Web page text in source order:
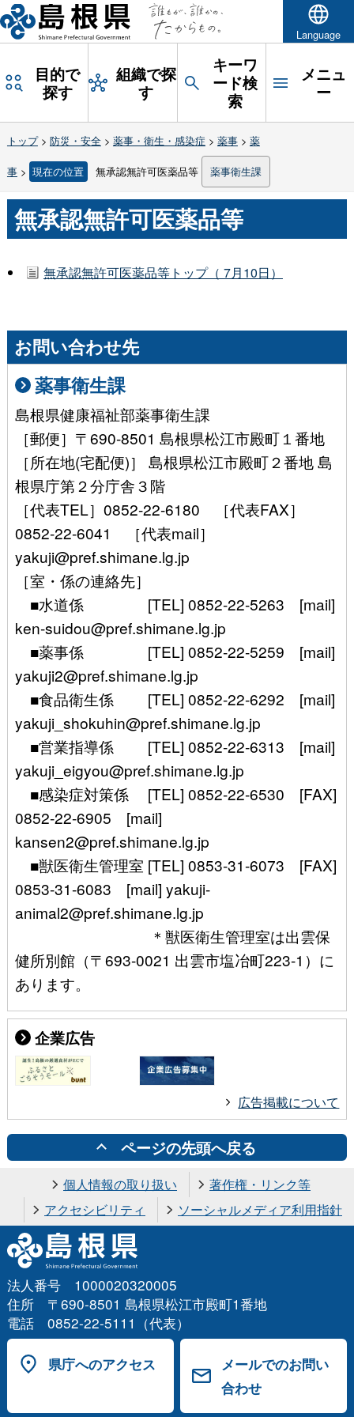
Language
目的で
探す
組織で探
す
キーワ
ード検
索
メニュ
ー
トップ> 防災・安全> 薬事・衛生・感染症 > 薬事> 薬
事> 現在の位置 無承認無許可医薬品等 薬事衛生課
無承認無許可医薬品等
無承認無許可医薬品等トップ（ 7月10日）
お問い合わせ先
薬事衛生課
島根県健康福祉部薬事衛生課
［郵便］〒690-8501 島根県松江市殿町１番地
［所在地(宅配便)］ 島根県松江市殿町２番地 島
根県庁第２分庁舎３階
［代表TEL］0852-22-6180 ［代表FAX］
0852-22-6041 ［代表mail］
yakuji@pref.shimane.lg.jp
［室・係の連絡先］
■水道係 [TEL] 0852-22-5263 [mail]
ken-suidou@pref.shimane.lg.jp
■薬事係 [TEL] 0852-22-5259 [mail]
yakuji2@pref.shimane.lg.jp
■食品衛生係 [TEL] 0852-22-6292 [mail]
yakuji_shokuhin@pref.shimane.lg.jp
■営業指導係 [TEL] 0852-22-6313 [mail]
yakuji_eigyou@pref.shimane.lg.jp
■感染症対策係 [TEL] 0852-22-6530 [FAX]
0852-22-6905 [mail]
kansen2@pref.shimane.lg.jp
■獣医衛生管理室 [TEL] 0853-31-6073 [FAX]
0853-31-6083 [mail] yakuji-
animal2@pref.shimane.lg.jp
＊獣医衛生管理室は出雲保
健所別館（〒693-0021 出雲市塩冶町223-1）に
あります。
企業広告
広告掲載について
ページの先頭へ戻る
個人情報の取り扱い
著作権・リンク等
アクセシビリティ
ソーシャルメディア利用指針
法人番号 1000020320005
住所 〒690-8501 島根県松江市殿町1番地
電話 0852-22-5111（代表）
県庁へのアクセス
メールでのお問い
合わせ